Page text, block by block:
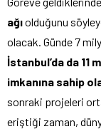
ağıolduğunu
olacak. Günde 7
İstanbul’da da 11
imkanına sahip
sonraki projeleri
eriştiği zaman,